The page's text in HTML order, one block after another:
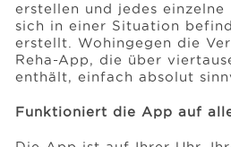
erstellen und jedes einzelne
sich in einer Situation
erstellt. Wohingegen die
Reha-App, die über
enthält, einfach absolut
Funktioniert die App auf